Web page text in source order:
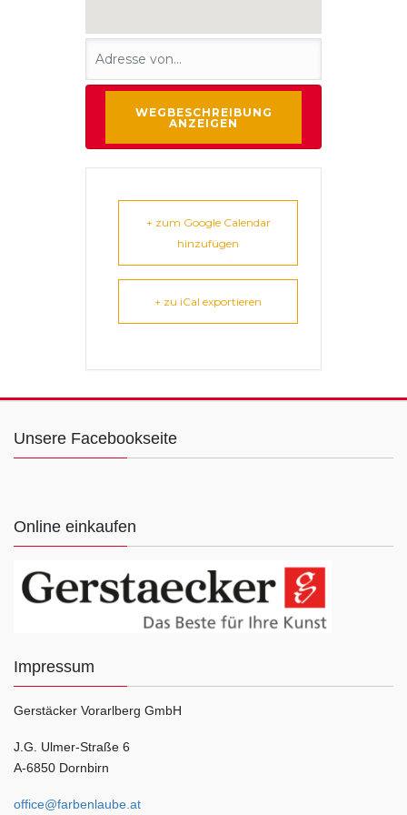
+ zum Google Calendar
hinzufügen
+ zu iCal exportieren
Unsere Facebookseite
Online einkaufen
Impressum
Gerstäcker Vorarlberg GmbH
J.G. Ulmer-Straße 6
A-6850 Dornbirn
office@farbenlaube.at